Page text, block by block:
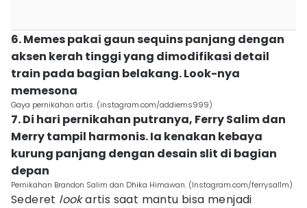
6. Memes pakai gaun sequins panjang dengan
aksen kerah tinggi yang dimodifikasi detail
train pada bagian belakang. Look-nya
memesona
Gaya pernikahan artis. (instagram.com/addiems999)
7. Di hari pernikahan putranya, Ferry Salim dan
Merry tampil harmonis. Ia kenakan kebaya
kurung panjang dengan desain slit di bagian
depan
Pernikahan Brandon Salim dan Dhika Himawan. (Instagram.com/ferrysal1m)
Sederet lookartis saat mantu bisa menjadi